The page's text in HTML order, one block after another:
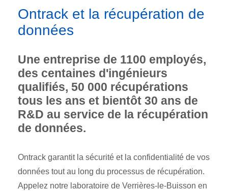
Ontrack et la récupération de
données
Une entreprise de 1100 employés,
des centaines d'ingénieurs
qualifiés, 50 000 récupérations
tous les ans et bientôt 30 ans de
R&D au service de la récupération
de données.
Ontrack garantit la sécurité et la confidentialité de vos
données tout au long du processus de récupération.
Appelez notre laboratoire de Verrières-le-Buisson en